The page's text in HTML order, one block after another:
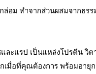
อม ทำจากส่วนผสมจากธร
ละแรป เป็นแหล่งโปรตีน วิ
มื่อที่คุณต้องการ พร้อมอายุก